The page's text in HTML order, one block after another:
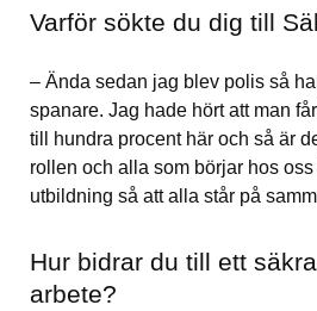
Varför sökte du dig till
– Ända sedan jag blev polis så
spanare. Jag hade hört att man
till hundra procent här och så är
rollen och alla som börjar hos
utbildning så att alla står på
Hur bidrar du till ett
arbete?